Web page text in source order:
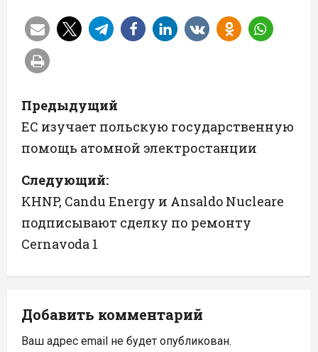
Н
а
в
и
г
а
ц
и
я
Предыдущий
ЕС изучает польскую государственную
помощь атомной электростанции
Следующий:
KHNP, Candu Energy и Ansaldo Nucleare
подписывают сделку по ремонту
Cernavoda 1
Добавить комментарий
Ваш адрес email не будет опубликован.